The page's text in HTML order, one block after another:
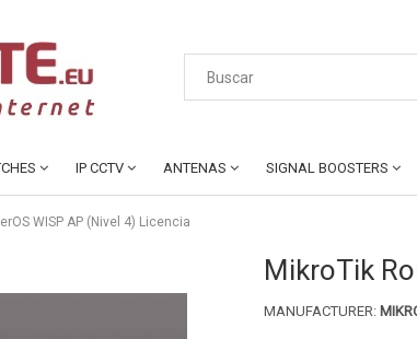
IP CCTV ANTENAS SIGNAL BOOSTERS
WISP AP (Nivel 4) Licencia
MikroTik
MANUFACTURER: